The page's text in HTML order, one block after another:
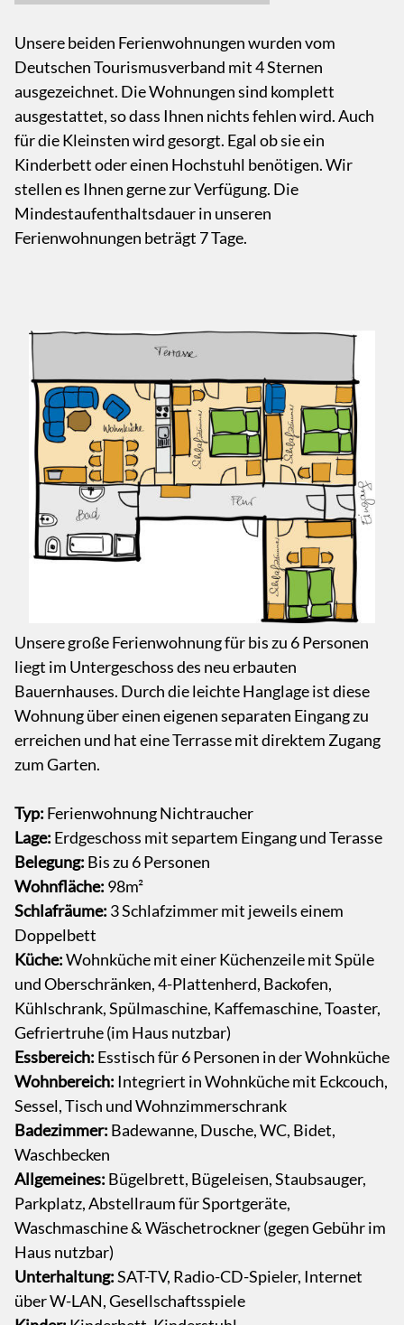
Unsere beiden Ferienwohnungen wurden vom
Deutschen Tourismusverband mit 4 Sternen
ausgezeichnet. Die Wohnungen sind komplett
ausgestattet, so dass Ihnen nichts fehlen wird. Auch
für die Kleinsten wird gesorgt. Egal ob sie ein
Kinderbett oder einen Hochstuhl benötigen. Wir
stellen es Ihnen gerne zur Verfügung. Die
Mindestaufenthaltsdauer in unseren
Ferienwohnungen beträgt 7 Tage.
Unsere große Ferienwohnung für bis zu 6 Personen
liegt im Untergeschoss des neu erbauten
Bauernhauses. Durch die leichte Hanglage ist diese
Wohnung über einen eigenen separaten Eingang zu
erreichen und hat eine Terrasse mit direktem Zugang
zum Garten.
Typ: Ferienwohnung Nichtraucher
Lage: Erdgeschoss mit separtem Eingang und Terasse
Belegung: Bis zu 6 Personen
Wohnfläche: 98m²
Schlafräume: 3 Schlafzimmer mit jeweils einem
Doppelbett
Küche:Wohnküche mit einer Küchenzeile mit Spüle
und Oberschränken, 4-Plattenherd, Backofen,
Kühlschrank, Spülmaschine, Kaffemaschine, Toaster,
Gefriertruhe (im Haus nutzbar)
Essbereich: Esstisch für 6 Personen in der Wohnküche
Wohnbereich: Integriert in Wohnküche mit Eckcouch,
Sessel, Tisch und Wohnzimmerschrank
Badezimmer: Badewanne, Dusche, WC, Bidet,
Waschbecken
Allgemeines: Bügelbrett, Bügeleisen, Staubsauger,
Parkplatz, Abstellraum für Sportgeräte,
Waschmaschine & Wäschetrockner (gegen Gebühr im
Haus nutzbar)
Unterhaltung:SAT-TV, Radio-CD-Spieler, Internet
über W-LAN, Gesellschaftsspiele